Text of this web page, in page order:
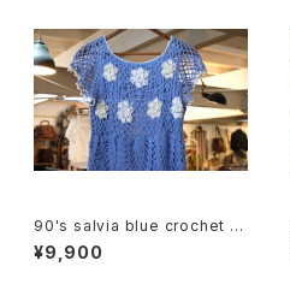
90's salvia blue crochet b
abydoll Top
¥9,900